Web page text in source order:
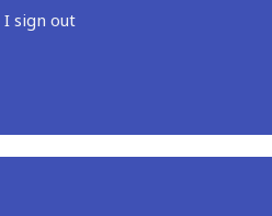
sign out